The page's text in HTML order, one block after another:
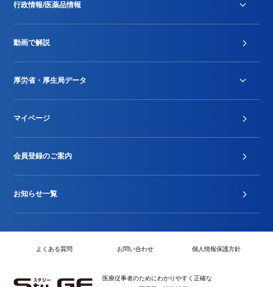
行政情報/医薬品情報
Stu-GEレポート
動画で解説
厚労省・厚生局データ
2024年度新設項目届出状況
マイページ
会員登録のご案内
お知らせ一覧
よくある質問 お問い合わせ 個人情報保護方針
医療従事者のためにわかりやすく正確な